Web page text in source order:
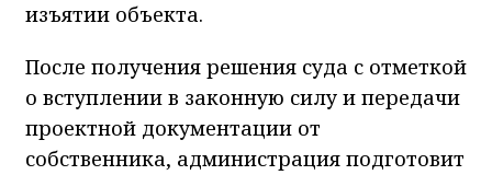
изъятии объекта.
После получения решения суда с отметкой
о вступлении в законную силу и передачи
проектной документации от
собственника, администрация подготовит